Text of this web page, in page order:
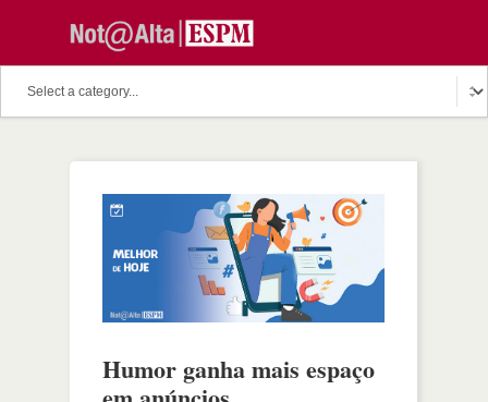
Humor ganha mais espaço